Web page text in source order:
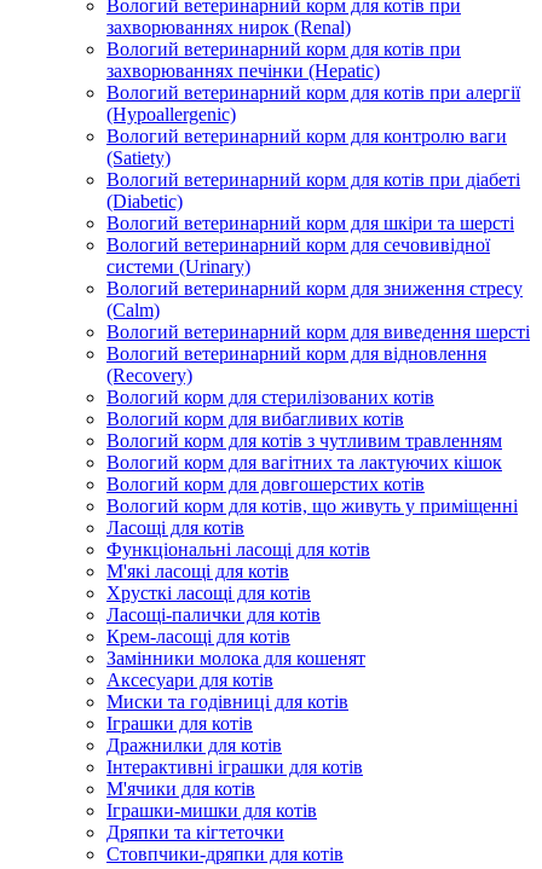
Вологий ветеринарний корм для котів при
захворюваннях нирок (Renal)
Вологий ветеринарний корм для котів при
захворюваннях печінки (Hepatic)
Вологий ветеринарний корм для котів при алергії
(Hypoallergenic)
Вологий ветеринарний корм для контролю ваги
(Satiety)
Вологий ветеринарний корм для котів при діабеті
(Diabetic)
Вологий ветеринарний корм для шкіри та шерсті
Вологий ветеринарний корм для сечовивідної
системи (Urinary)
Вологий ветеринарний корм для зниження стресу
(Calm)
Вологий ветеринарний корм для виведення шерсті
Вологий ветеринарний корм для відновлення
(Recovery)
Вологий корм для стерилізованих котів
Вологий корм для вибагливих котів
Вологий корм для котів з чутливим травленням
Вологий корм для вагітних та лактуючих кішок
Вологий корм для довгошерстих котів
Вологий корм для котів, що живуть у приміщенні
Ласощі для котів
Функціональні ласощі для котів
М'які ласощі для котів
Хрусткі ласощі для котів
Ласощі-палички для котів
Крем-ласощі для котів
Замінники молока для кошенят
Аксесуари для котів
Миски та годівниці для котів
Іграшки для котів
Дражнилки для котів
Інтерактивні іграшки для котів
М'ячики для котів
Іграшки-мишки для котів
Дряпки та кігтеточки
Стовпчики-дряпки для котів